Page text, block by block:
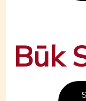
Būk